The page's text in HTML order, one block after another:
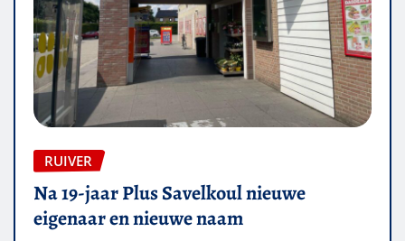
RUIVER
Na 19-jaar Plus Savelkoul nieuwe
eigenaar en nieuwe naam